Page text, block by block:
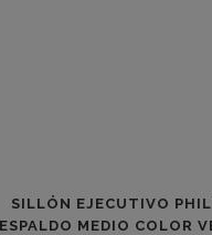
SILLÓN EJECUTIVO
MEDIO COLOR